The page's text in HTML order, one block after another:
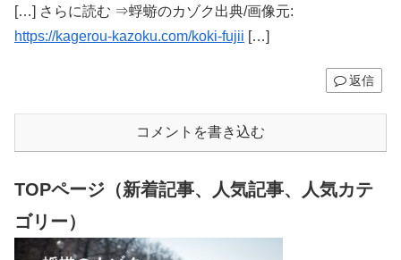
[…] さらに読む ⇒蜉蝣のカゾク出典/画像元:
https://kagerou-kazoku.com/koki-fujii […]
返信
コメントを書き込む
TOPページ（新着記事、人気記事、人気カテ
ゴリー）